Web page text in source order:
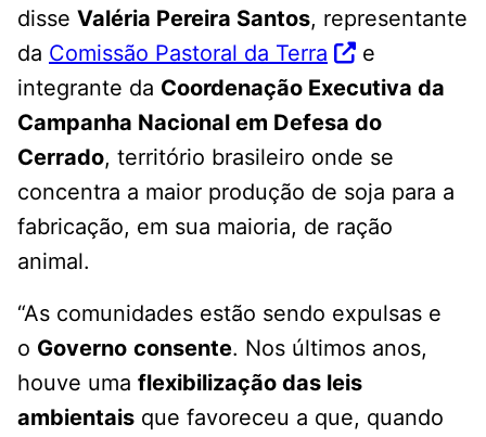
disse Valéria Pereira Santos, representante
da Comissão Pastoral da Terra
e
integrante da Coordenação Executiva da
Campanha Nacional em Defesa do
Cerrado, território brasileiro onde se
concentra a maior produção de soja para a
fabricação, em sua maioria, de ração
animal.
“As comunidades estão sendo expulsas e
o Governo consente. Nos últimos anos,
houve uma flexibilização das leis
ambientais que favoreceu a que, quando